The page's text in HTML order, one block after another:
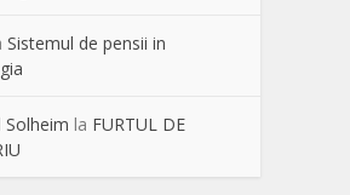
Sistemul de pensii in
Solheim la FURTUL DE